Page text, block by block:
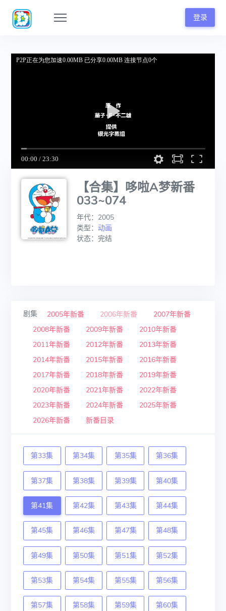
登录
【合集】哆啦A梦新番
033~074
年代：2005
类型： 动画
状态：完结
剧集 2005年新番 2006年新番
2007年新番
2008年新番
2009年新番
2010年新番
2011年新番
2012年新番
2013年新番
2014年新番
2015年新番
2016年新番
2017年新番
2018年新番
2019年新番
2020年新番
2021年新番
2022年新番
2023年新番
2024年新番
2025年新番
2026年新番
新番目录
第33集 第34集 第35集 第36集
第37集 第38集 第39集 第40集
第41集 第42集 第43集 第44集
第45集 第46集 第47集 第48集
第49集 第50集 第51集 第52集
第53集 第54集 第55集 第56集
第57集 第58集 第59集 第60集